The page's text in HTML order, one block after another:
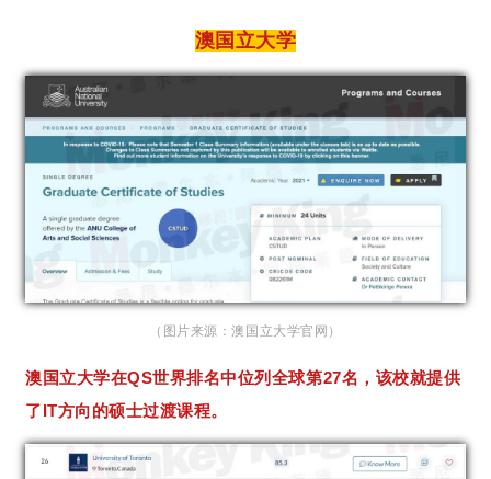
澳国立大学
（图片来源：澳国立大学官网）
澳国立大学在QS世界排名中位列全球第27名，该校就提供
了IT方向的硕士过渡课程。